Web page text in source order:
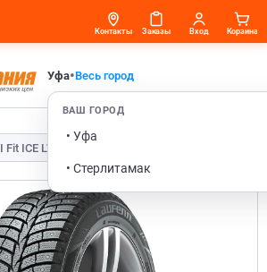
Уфа•Весь город
ВАШ ГОРОД
• Уфа
• Стерлитамак
Контакты Заказы Вход Корзина
I Fit ICE LW71